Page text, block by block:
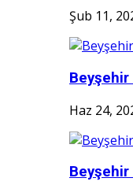
Şub 11,
Haz 24,